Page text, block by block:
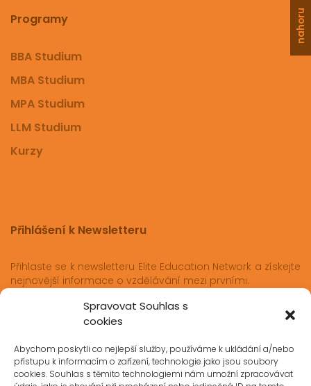
Spravovat Souhlas s
cookies
Abychom poskytli co nejlepší služby, používáme k ukládání a/nebo
přístupu k informacím o zařízení, technologie jako jsou soubory
cookies. Souhlas s těmito technologiemi nám umožní zpracovávat
Programy
BBA Studium
MBA Studium
MPA Studium
LLM Studium
Kurzy
Přihlášení k Newsletteru
Přihlaste se k newsletteru Elite Education Network a získejte
nejnovější informace o vzdělávání mezi prvními.
nahoru